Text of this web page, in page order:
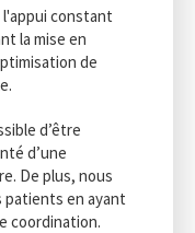
constant
la mise en
de
d’être
d’une
De plus, nous
patients en ayant
coordination.